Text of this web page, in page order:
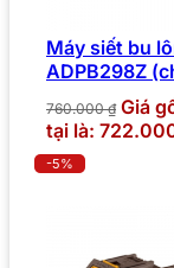
Máy siết bu
ADPB298Z
760.000₫ Giá
tại là:
-5%